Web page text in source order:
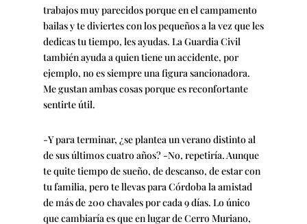
trabajos muy parecidos porque en el campamento
bailas y te diviertes con los pequeños a la vez que les
dedicas tu tiempo, les ayudas. La Guardia Civil
también ayuda a quien tiene un accidente, por
ejemplo, no es siempre una figura sancionadora.
Me gustan ambas cosas porque es reconfortante
sentirte útil.
-Y para terminar, ¿se plantea un verano distinto al
de sus últimos cuatro años? -No, repetiría. Aunque
te quite tiempo de sueño, de descanso, de estar con
tu familia, pero te llevas para Córdoba la amistad
de más de 200 chavales por cada 9 días. Lo único
que cambiaría es que en lugar de Cerro Muriano,